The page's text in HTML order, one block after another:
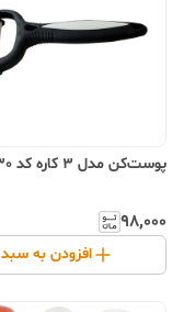
پوست‌کن مدل 3 کاره کد 0030
۹۸٬۰۰۰
افزودن به سبد